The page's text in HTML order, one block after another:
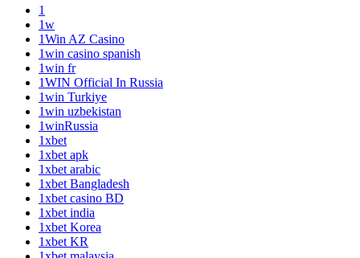
1
1w
1Win AZ Casino
1win casino spanish
1win fr
1WIN Official In Russia
1win Turkiye
1win uzbekistan
1winRussia
1xbet
1xbet apk
1xbet arabic
1xbet Bangladesh
1xbet casino BD
1xbet india
1xbet Korea
1xbet KR